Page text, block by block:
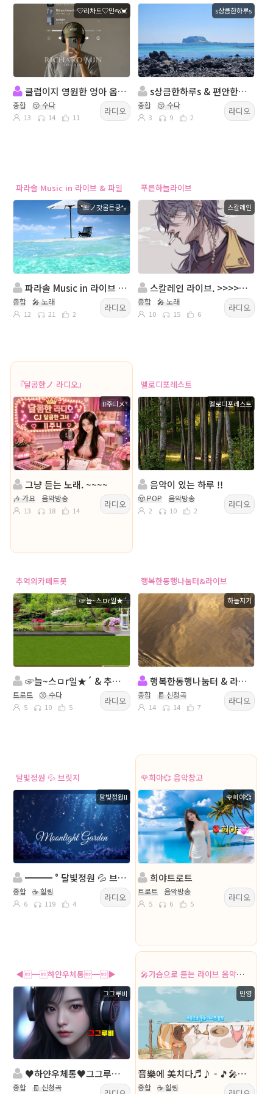
♡리차드♡민જ💓
클럽이지 영원한 엉아 옵 민이 방송중 ㅎㅎㅎㅎㅎ
종합 😙 수다
13 14 11
라디오
s상큼한하루s
s상큼한하루s & 편안한라이브 방송
종합 😙 수다
3 9 2
라디오
파라솔 Music in 라이브 & 파일
°🌺ノ갓물든쿵*｡
파라솔 Music in 라이브 & 파일방송국
종합 🎤 노래
12 21 2
라디오
푸른하늘라이브
스칼레인
스칼레인 라이브. >>>>>> 송출중
종합 🎤 노래
10 15 6
라디오
『달콤한ノ 라디오』
II주니メ°
그냥 듣는 노래. ~~~~
🎶 가요 음악방송
13 18 14
라디오
멜로디포레스트
멜로디포레스트
음악이 있는 하루 !!
🤠 POP 음악방송
2 10 2
라디오
추억의카페트롯
☞늘~스ㅁr일★´
☞늘~스ㅁr일★´ & 추억의카페트롯 방송
트로트 😙 수다
5 10 5
라디오
행복한동행나눔터&라이브
하늘지기
행복한동행나눔터 & 라이브 방송
종합 🧾 신청곡
14 14 7
라디오
달빛정원 💦 브릿지
달빛정원ll
━━━ ° 달빛정원 💦 브릿지 ° 감성공감 °
종합 ☕ 힐링
6 119 4
라디오
🌹희야💞 음악창고
🌹희야💞
희야트로트
트로트 음악방송
5 6 5
라디오
◀━하얀우체통━▶
그그루비
♥하얀우체통♥그그루비 & 방송중입니다
종합 🧾 신청곡
🎤가슴으로 듣는 라이브 음악♬♪
민영
音樂에 美치다♬♪ - 🎵🎤🛑♬♪ 민영 on Air ❤️
종합 ☕ 힐링